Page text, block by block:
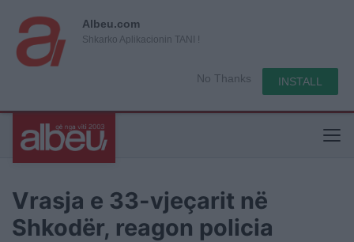
Albeu.com
Shkarko Aplikacionin TANI !
No Thanks INSTALL
Vrasja e 33-vjeçarit në
Shkodër, reagon policia